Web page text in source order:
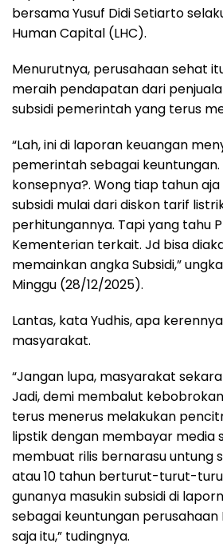
bersama Yusuf Didi Setiarto
Human Capital (LHC).
Menurutnya, perusahaan sehat
meraih pendapatan dari
subsidi pemerintah yang terus
“Lah, ini di laporan keuangan
pemerintah sebagai
konsepnya?. Wong tiap tahun
subsidi mulai dari diskon tarif
perhitungannya. Tapi yang tahu
Kementerian terkait. Jd bisa
memainkan angka Subsidi,”
Minggu (28/12/2025).
Lantas, kata Yudhis, apa
masyarakat.
“Jangan lupa, masyarakat
Jadi, demi membalut kebobrokan
terus menerus melakukan
lipstik dengan membayar media
membuat rilis bernarasu untung
atau 10 tahun berturut-turut-
gunanya masukin subsidi di
sebagai keuntungan perusahaan
saja itu,” tudingnya.